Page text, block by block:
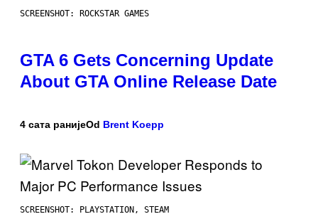
SCREENSHOT: ROCKSTAR GAMES
GTA 6 Gets Concerning Update
About GTA Online Release Date
4 сата ранијеOd Brent Koepp
SCREENSHOT: PLAYSTATION, STEAM